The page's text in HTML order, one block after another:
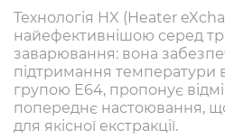
Технологія HX (Heater
найефективнішою серед
заварювання: вона
підтримання температури
групою E64, пропонує
попереднє настоювання,
для якісної екстракції.